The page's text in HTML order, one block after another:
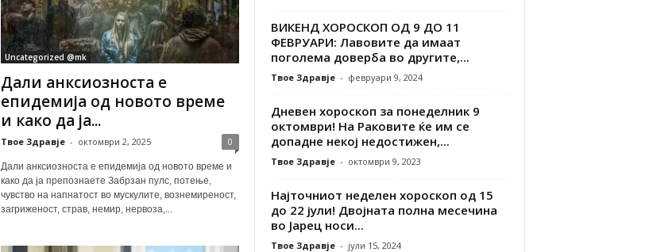
Uncategorized @mk
Дали анксиозноста е
епидемија од новото време
и како да ја...
Твое Здравје - октомври 2, 2025 0
Дали анксиозноста е епидемија од новото време и
како да ја препознаете Забрзан пулс, потење,
чувство на напнатост во мускулите, вознемиреност,
загриженост, страв, немир, нервоза,...
ВИКЕНД ХОРОСКОП ОД 9 ДО 11
ФЕВРУАРИ: Лавовите да имаат
поголема доверба во другите,...
Твое Здравје - февруари 9, 2024
Дневен хороскоп за понеделник 9
октомври! На Раковите ќе им се
допадне некој недостижен,...
Твое Здравје - октомври 9, 2023
Најточниот неделен хороскоп од 15
до 22 јули! Двојната полна месечина
во Јарец носи...
Твое Здравје - јули 15, 2024